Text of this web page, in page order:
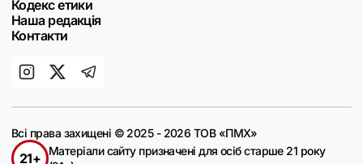
Кодекс етики
Наша редакція
Контакти
Всі права захищені © 2025 - 2026 ТОВ «ПМХ»
21+
Матеріали сайту призначені для осіб старше 21 року